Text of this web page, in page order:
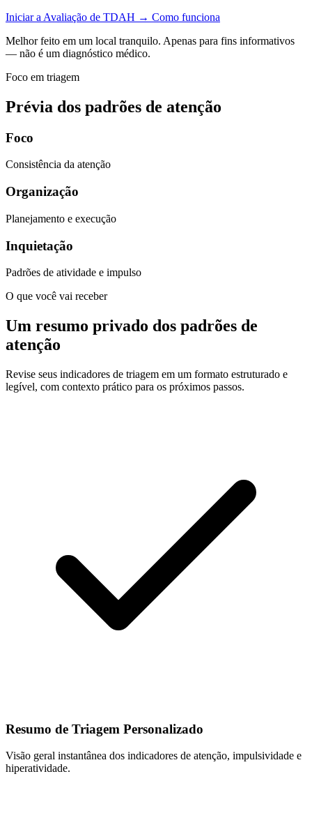
Iniciar a Avaliação de TDAH → Como funciona
Melhor feito em um local tranquilo. Apenas para fins informativos
— não é um diagnóstico médico.
Foco em triagem
Prévia dos padrões de atenção
Foco
Consistência da atenção
Organização
Planejamento e execução
Inquietação
Padrões de atividade e impulso
O que você vai receber
Um resumo privado dos padrões de
atenção
Revise seus indicadores de triagem em um formato estruturado e
legível, com contexto prático para os próximos passos.
Resumo de Triagem Personalizado
Visão geral instantânea dos indicadores de atenção, impulsividade e
hiperatividade.